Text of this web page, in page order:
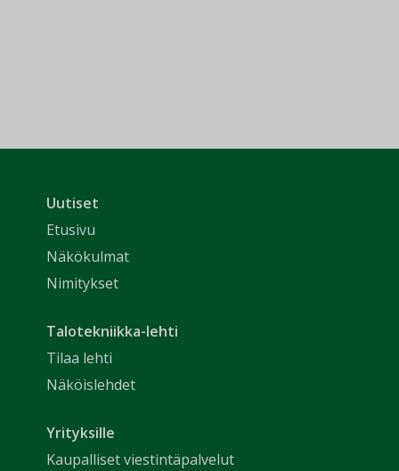
Uutiset
Etusivu
Näkökulmat
Nimitykset
Talotekniikka-lehti
Tilaa lehti
Näköislehdet
Yrityksille
Kaupalliset viestintäpalvelut